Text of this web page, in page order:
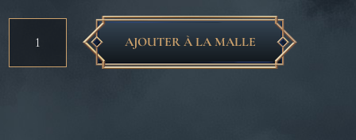
Peluche
AJOUTER À LA MALLE